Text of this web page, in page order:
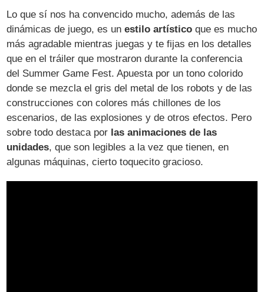
Lo que sí nos ha convencido mucho, además de las
dinámicas de juego, es unestilo artístico que es mucho
más agradable mientras juegas y te fijas en los detalles
que en el tráiler que mostraron durante la conferencia
del Summer Game Fest. Apuesta por un tono colorido
donde se mezcla el gris del metal de los robots y de las
construcciones con colores más chillones de los
escenarios, de las explosiones y de otros efectos. Pero
sobre todo destaca por las animaciones de las
unidades, que son legibles a la vez que tienen, en
algunas máquinas, cierto toquecito gracioso.